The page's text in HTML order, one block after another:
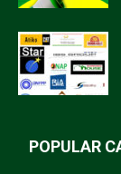
POPULAR